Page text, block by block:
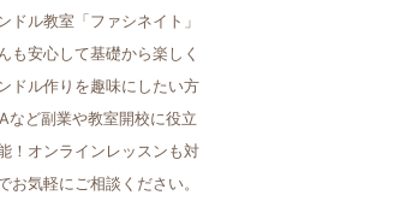
ドル教室「ファシネイト」
も安心して基礎から楽しく
ドル作りを趣味にしたい方
など副業や教室開校に役立
！オンラインレッスンも対
お気軽にご相談ください。